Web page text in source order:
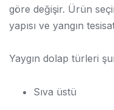
göre değişir. Ürün
yapısı ve yangın
Yaygın dolap türleri
Sıva üstü